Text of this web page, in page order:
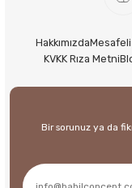
HakkımızdaMesafeli
KVKK Rıza Metni
Bir sorunuz ya da